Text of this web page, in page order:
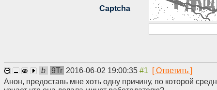
b 9Tr 2016-06-02 19:00:35
Анон, предоставь мне хоть одну причину, по которой